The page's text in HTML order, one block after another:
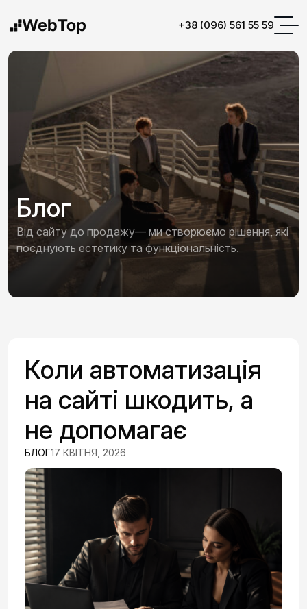
+38 (096) 561 55 59
Блог
Від сайту до продажу— ми створюємо рішення, які
поєднують естетику та функціональність.
Коли автоматизація
на сайті шкодить, а
не допомагає
БЛОГ17 КВІТНЯ, 2026